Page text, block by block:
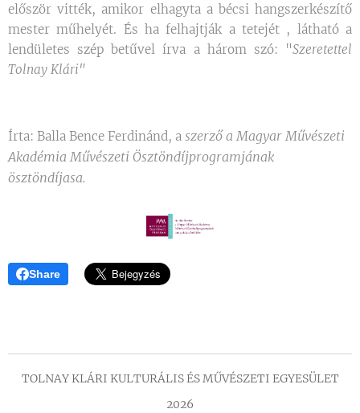
először vitték, amikor elhagyta a bécsi hangszerkészítő
mester műhelyét. És ha felhajtják a tetejét , látható a
lendületes szép betűvel írva a három szó: "Szeretettel
Tolnay Klári"
Írta: Balla Bence Ferdinánd, a szerző a Magyar Művészeti
Akadémia Művészeti Ösztöndíjprogramjának
ösztöndíjasa.
Share
TOLNAY KLÁRI KULTURÁLIS ÉS MŰVÉSZETI EGYESÜLET
2026